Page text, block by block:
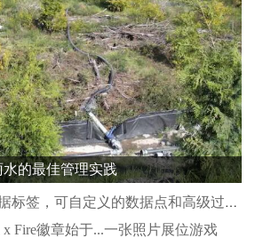
的最佳管理实践
Google纸张获取数据标签，可自定义的数据点和高级过滤
x Fire徽章始于...一张照片展位游戏